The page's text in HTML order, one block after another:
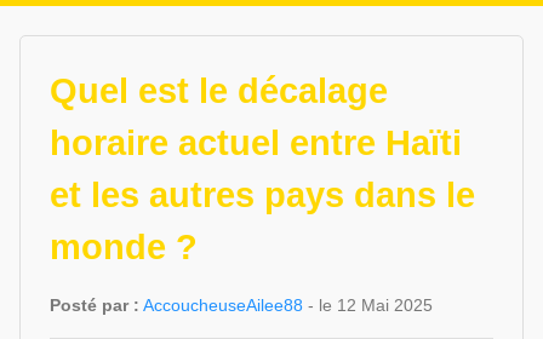
Quel est le décalage
horaire actuel entre Haïti
et les autres pays dans le
monde ?
Posté par : AccoucheuseAilee88 - le 12 Mai 2025